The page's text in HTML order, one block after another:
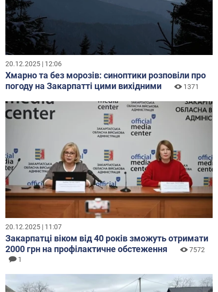
20.12.2025 | 12:06
Хмарно та без морозів: синоптики розповіли про
погоду на Закарпатті цими вихідними
1371
20.12.2025 | 11:07
Закарпатці віком від 40 років зможуть отримати
2000 грн на профілактичне обстеження
7572
1